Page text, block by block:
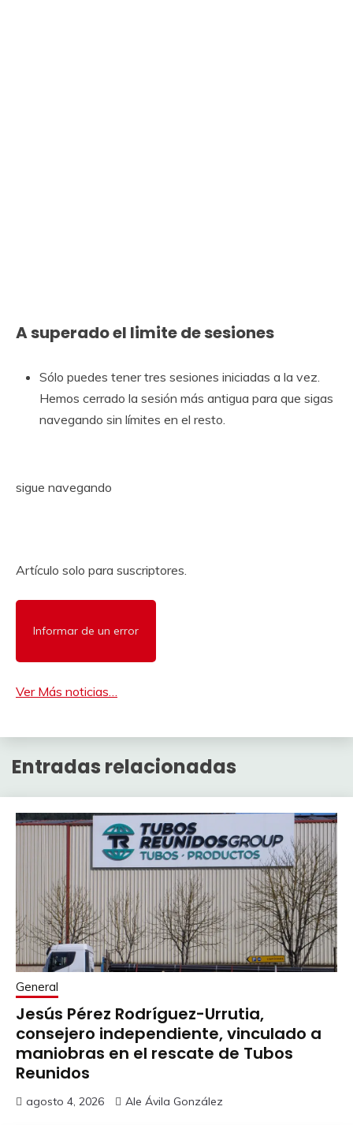
A superado el limite de sesiones
Sólo puedes tener tres sesiones iniciadas a la vez.
Hemos cerrado la sesión más antigua para que sigas
navegando sin límites en el resto.
sigue navegando
Artículo solo para suscriptores.
Informar de un error
Ver Más noticias…
Entradas relacionadas
General
Jesús Pérez Rodríguez-Urrutia,
consejero independiente, vinculado a
maniobras en el rescate de Tubos
Reunidos
agosto 4, 2026 Ale Ávila González